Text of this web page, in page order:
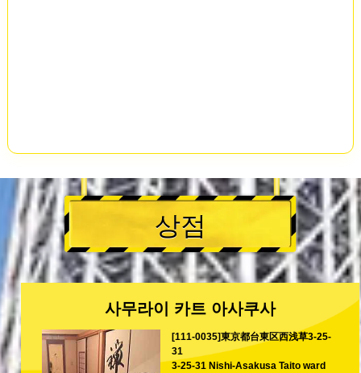
상점
사무라이 카트 아사쿠사
[111-0035]東京都台東区西浅草3-25-
31
3-25-31 Nishi-Asakusa Taito ward